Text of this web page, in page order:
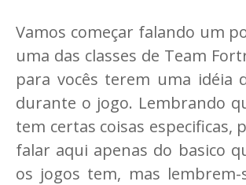
Vamos começar falando um
uma das classes de Team
para vocês terem uma idéia
durante o jogo. Lembrando
tem certas coisas especificas,
falar aqui apenas do basico
os jogos tem, mas lembrem-